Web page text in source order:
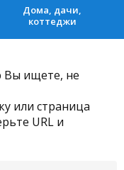
Дома, дачи,
коттеджи
Вы ищете, не
или страница
URL и